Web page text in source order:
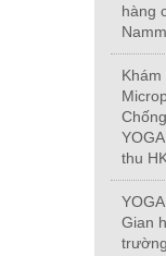
hàng
thu
Gian